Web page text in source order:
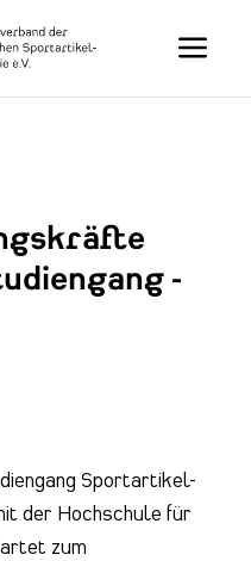
Toggle
-
Sportartikel-
der Hochschule für
zum